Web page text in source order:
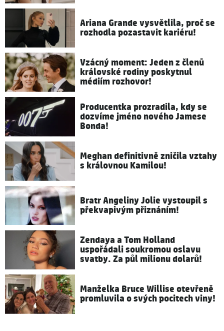
Ariana Grande vysvětlila, proč se
rozhodla pozastavit kariéru!
Vzácný moment: Jeden z členů
královské rodiny poskytnul
médiím rozhovor!
Producentka prozradila, kdy se
dozvíme jméno nového Jamese
Bonda!
Meghan definitivně zničila vztahy
s královnou Kamilou!
Bratr Angeliny Jolie vystoupil s
překvapivým přiznáním!
Zendaya a Tom Holland
uspořádali soukromou oslavu
svatby. Za půl milionu dolarů!
Manželka Bruce Willise otevřeně
promluvila o svých pocitech viny!